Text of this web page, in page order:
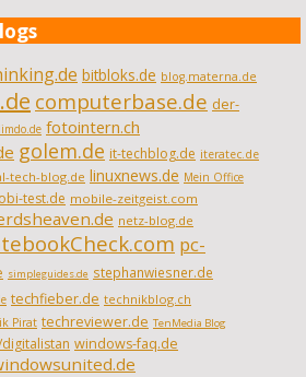
bitbloks.de blog.materna.de
computerbase.de der-
fotointern.ch
golem.de it-techblog.de iteratec.de
tech-blog.de linuxnews.de Mein Office
test.de mobile-zeitgeist.com
netz-blog.de
pc-
simpleguides.de stephanwiesner.de
techfieber.de technikblog.ch
Pirat techreviewer.de TenMedia Blog
windows-faq.de